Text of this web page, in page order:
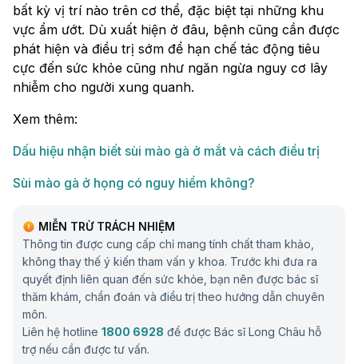
bất kỳ vị trí nào trên cơ thể, đặc biệt tại những khu
vực ẩm ướt. Dù xuất hiện ở đâu, bệnh cũng cần được
phát hiện và điều trị sớm để hạn chế tác động tiêu
cực đến sức khỏe cũng như ngăn ngừa nguy cơ lây
nhiễm cho người xung quanh.
Xem thêm:
Dấu hiệu nhận biết sùi mào gà ở mắt và cách điều trị
Sùi mào gà ở họng có nguy hiểm không?
MIỄN TRỪ TRÁCH NHIỆM
Thông tin được cung cấp chỉ mang tính chất tham khảo,
không thay thế ý kiến tham vấn y khoa. Trước khi đưa ra
quyết định liên quan đến sức khỏe, bạn nên được bác sĩ
thăm khám, chẩn đoán và điều trị theo hướng dẫn chuyên
môn.
Liên hệ hotline 1800 6928 để được Bác sĩ Long Châu hỗ
trợ nếu cần được tư vấn.